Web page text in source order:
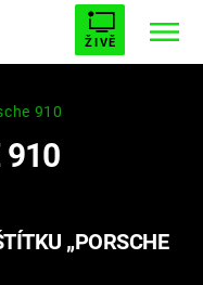
ŽIVĚ
UPÍRŮ
5
910
910
„PORSCHE